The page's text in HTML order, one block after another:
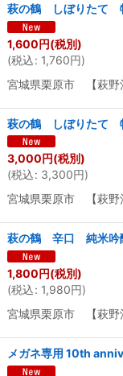
萩の鶴 しぼりたて
1,600円(税別)
(税込: 1,760円)
宮城県栗原市 【萩
萩の鶴 しぼりたて
3,000円(税別)
(税込: 3,300円)
宮城県栗原市 【萩
萩の鶴 辛口 純米
1,800円(税別)
(税込: 1,980円)
宮城県栗原市 【萩
メガネ専用 10th